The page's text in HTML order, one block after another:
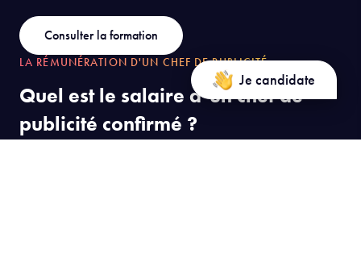
Je candidate
Consulter la formation
LA RÉMUNÉRATION D'UN CHEF DE PUBLICITÉ
Quel est le salaire d’un chef de
publicité confirmé ?